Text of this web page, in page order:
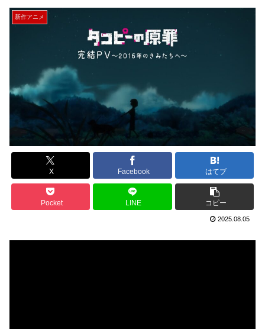
新作アニメ
X Facebook はてブ
Pocket LINE コピー
2025.08.05